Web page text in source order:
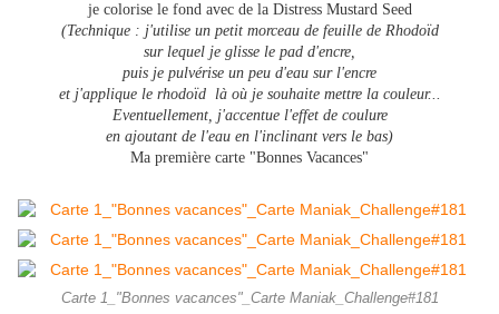
je colorise le fond avec de la Distress Mustard Seed
(Technique : j'utilise un petit morceau de feuille de Rhodoïd
sur lequel je glisse le pad d'encre,
puis je pulvérise un peu d'eau sur l'encre
et j'applique le rhodoïd là où je souhaite mettre la couleur...
Eventuellement, j'accentue l'effet de coulure
en ajoutant de l'eau en l'inclinant vers le bas)
Ma première carte "Bonnes Vacances"
Carte 1_"Bonnes vacances"_Carte Maniak_Challenge#181